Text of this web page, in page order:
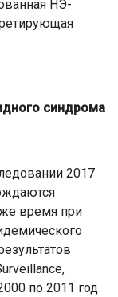
НЭ-
синдрома
2017
время при
по 2011 год